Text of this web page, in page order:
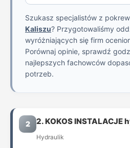
Szukasz specjalistów z
Kaliszu? Przygotowaliśmy
wyróżniających się firm
Porównaj opinie, sprawdź
najlepszych fachowców
potrzeb.
2 2. KOKOS INSTALACJE
Hydraulik